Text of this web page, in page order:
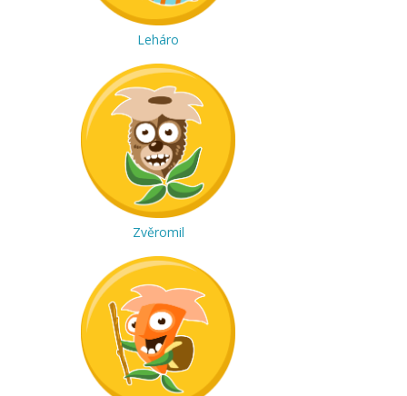
Leháro
Zvěromil